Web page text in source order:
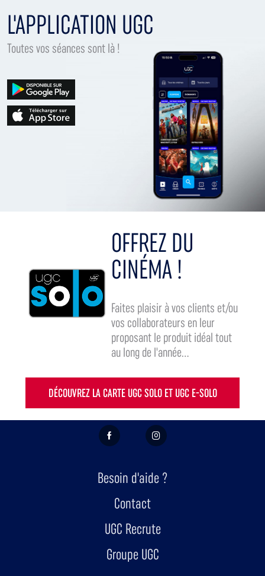
L'APPLICATION UGC
Toutes vos séances sont là !
OFFREZ DU
CINÉMA !
Faites plaisir à vos clients et/ou
vos collaborateurs en leur
proposant le produit idéal tout
au long de l'année...
DÉCOUVREZ LA CARTE UGC SOLO ET UGC E-SOLO
FACEBOOK INSTAGRAM
Besoin d'aide ?
Contact
UGC Recrute
Groupe UGC